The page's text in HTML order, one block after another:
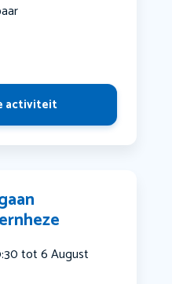
activiteit
tot 6 August